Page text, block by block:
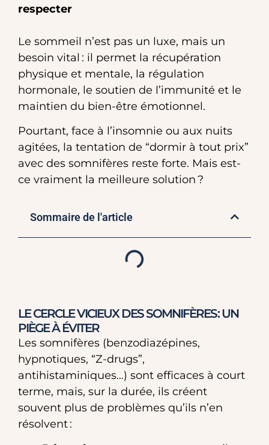
respecter
Le sommeil n’est pas un luxe, mais un
besoin vital : il permet la récupération
physique et mentale, la régulation
hormonale, le soutien de l’immunité et le
maintien du bien-être émotionnel.
Pourtant, face à l’insomnie ou aux nuits
agitées, la tentation de “dormir à tout prix”
avec des somnifères reste forte. Mais est-
ce vraiment la meilleure solution ?
Sommaire de l'article
LE CERCLE VICIEUX DES SOMNIFÈRES : UN
PIÈGE À ÉVITER
Les somnifères (benzodiazépines,
hypnotiques, “Z-drugs”,
antihistaminiques…) sont efficaces à court
terme, mais, sur la durée, ils créent
souvent plus de problèmes qu’ils n’en
résolvent :